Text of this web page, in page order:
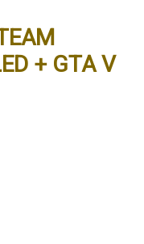
+ GTA V